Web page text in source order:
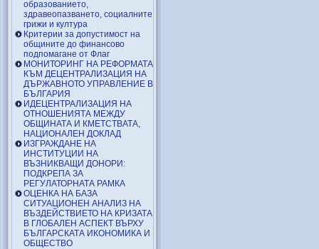
образованието,
здравеопазването, социалните
грижи и култура
Критерии за допустимост на
общините до финансово
подпомагане от Флаг
МОНИТОРИНГ НА РЕФОРМАТА
КЪМ ДЕЦЕНТРАЛИЗАЦИЯ НА
ДЪРЖАВНОТО УПРАВЛЕНИЕ В
БЪЛГАРИЯ
ИДЕЦЕНТРАЛИЗАЦИЯ НА
ОТНОШЕНИЯТА МЕЖДУ
ОБЩИНАТА И КМЕТСТВАТА,
НАЦИОНАЛЕН ДОКЛАД
ИЗГРАЖДАНЕ НА
ИНСТИТУЦИИ НА
ВЪЗНИКВАЩИ ДОНОРИ:
ПОДКРЕПА ЗА
РЕГУЛАТОРНАТА РАМКА
ОЦЕНКА НА БАЗА
СИТУАЦИОНЕН АНАЛИЗ НА
ВЪЗДЕЙСТВИЕТО НА КРИЗАТА
В ГЛОБАЛЕН АСПЕКТ ВЪРХУ
БЪЛГАРСКАТА ИКОНОМИКА И
ОБЩЕСТВО